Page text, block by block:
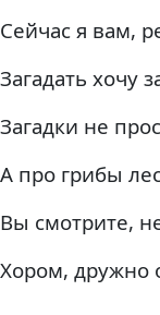
Сейчас я вам,
Загадать хочу
Загадки не
А про грибы
Вы смотрите,
Хором, дружно